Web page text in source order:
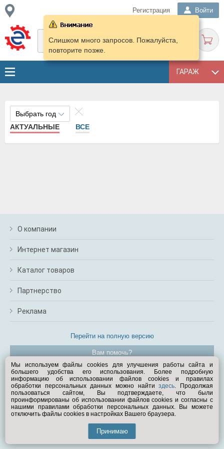
Регистрация Войти
ГАРАЖ
Слишком много запросов. Пожалуйста,
повторите позже.
Выбрать год
АКТУАЛЬНЫЕ
ВСЕ
О компании
Интернет магазин
Каталог товаров
Партнерство
Реклама
Перейти на полную версию
Вам помочь?
© Exist.ru 1998—2026
Мы используем файлы cookies для улучшения работы сайта и
большего удобства его использования. Более подробную
информацию об использовании файлов cookies и правилах
обработки персональных данных можно найтиздесь. Продолжая
пользоваться сайтом, Вы подтверждаете, что были
проинформированы об использовании файлов cookies и согласны с
нашими правилами обработки персональных данных. Вы можете
отключить файлы cookies в настройках Вашего браузера.
Принимаю